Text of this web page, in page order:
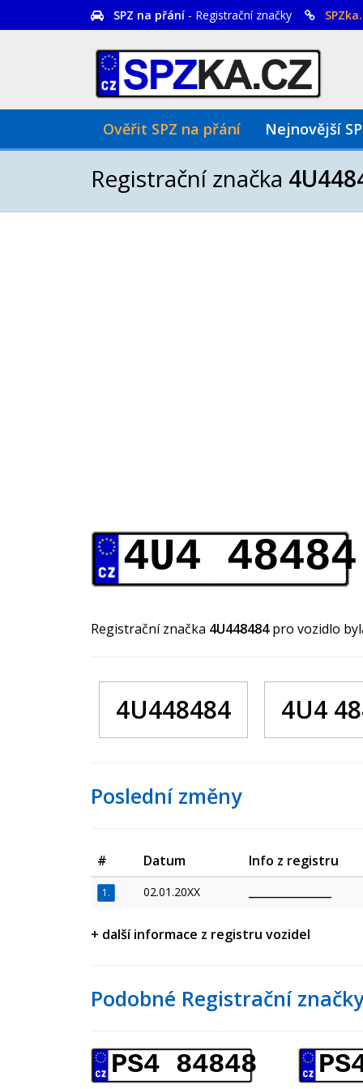
SPZ na přání - Registrační značky
Ověřit SPZ na přání Nejnovější
Registrační značka
4U4 48484
Registrační značka 4U448484pro vozidlo
4U448484 4U4
Poslední změny
# Datum Info z registru
1. 02.01.20XX
+ další informace z registru vozidel
Podobné Registrační
PS4 84848